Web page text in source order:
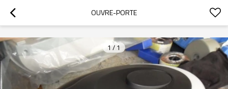
googlea70fe95786458a77.html
OUVRE-PORTE
1 / 1